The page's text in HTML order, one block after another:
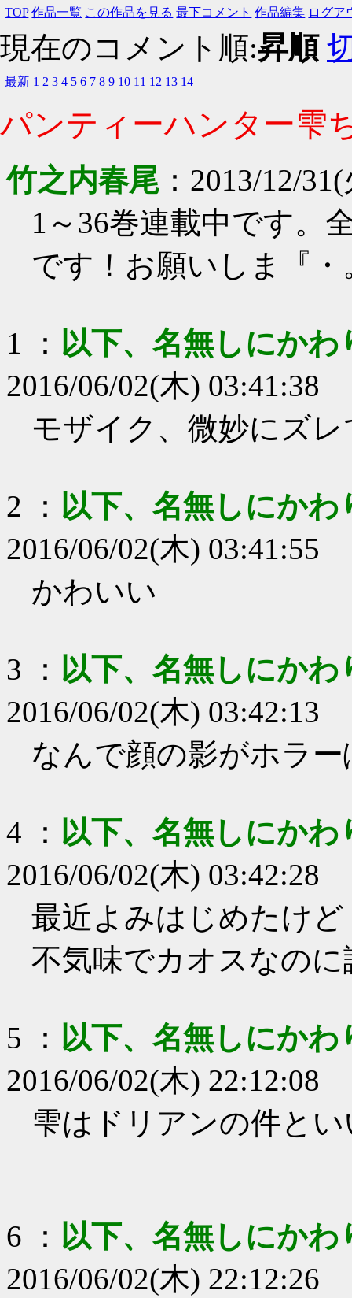
TOP 作品一覧 この作品を見る 最下コメント 作品編集 ログア
現在のコメント順:昇順
最新 1 2 3 4 5 6 7 8 9 10 11 12 13 14
パンティーハンター雫
竹之内春尾 ： 2013/12/
1～36巻連載中です。
です！お願いしま『・
1 ： 以下、名無しにか
2016/06/02(木) 03:41:38
モザイク、微妙にズ
2 ： 以下、名無しにか
2016/06/02(木) 03:41:55
かわいい
3 ： 以下、名無しにか
2016/06/02(木) 03:42:13
なんで顔の影がホラ
4 ： 以下、名無しにか
2016/06/02(木) 03:42:28
最近よみはじめたけど
不気味でカオスなの
5 ： 以下、名無しにか
2016/06/02(木) 22:12:08
雫はドリアンの件と
6 ： 以下、名無しにか
2016/06/02(木) 22:12:26